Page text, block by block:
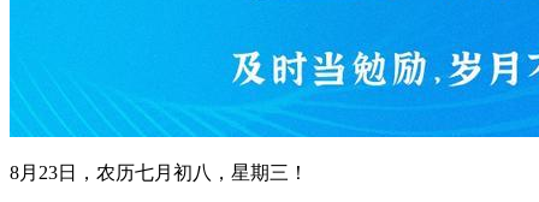
8月23日，农历七月初八，星期三！